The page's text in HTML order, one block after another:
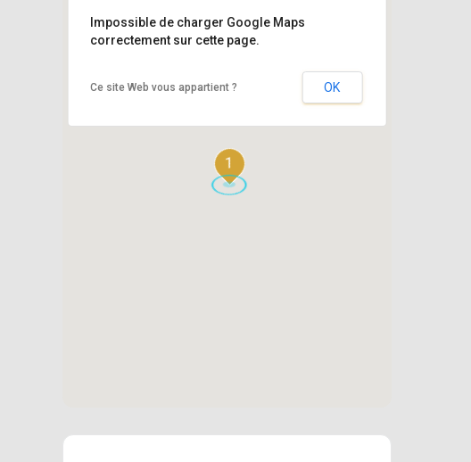
1
Impossible de charger Google Maps
correctement sur cette page.
Ce site Web vous appartient ? OK